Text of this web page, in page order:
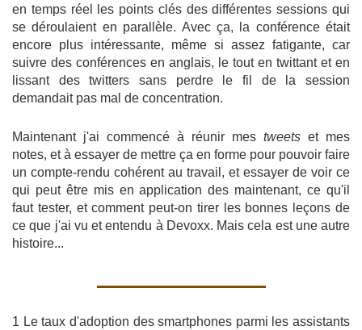
en temps réel les points clés des différentes sessions qui
se déroulaient en parallèle. Avec ça, la conférence était
encore plus intéressante, même si assez fatigante, car
suivre des conférences en anglais, le tout en twittant et en
lissant des twitters sans perdre le fil de la session
demandait pas mal de concentration.
Maintenant j'ai commencé à réunir mes tweets et mes
notes, et à essayer de mettre ça en forme pour pouvoir faire
un compte-rendu cohérent au travail, et essayer de voir ce
qui peut être mis en application des maintenant, ce qu'il
faut tester, et comment peut-on tirer les bonnes leçons de
ce que j'ai vu et entendu à Devoxx. Mais cela est une autre
histoire...
1 Le taux d'adoption des smartphones parmi les assistants